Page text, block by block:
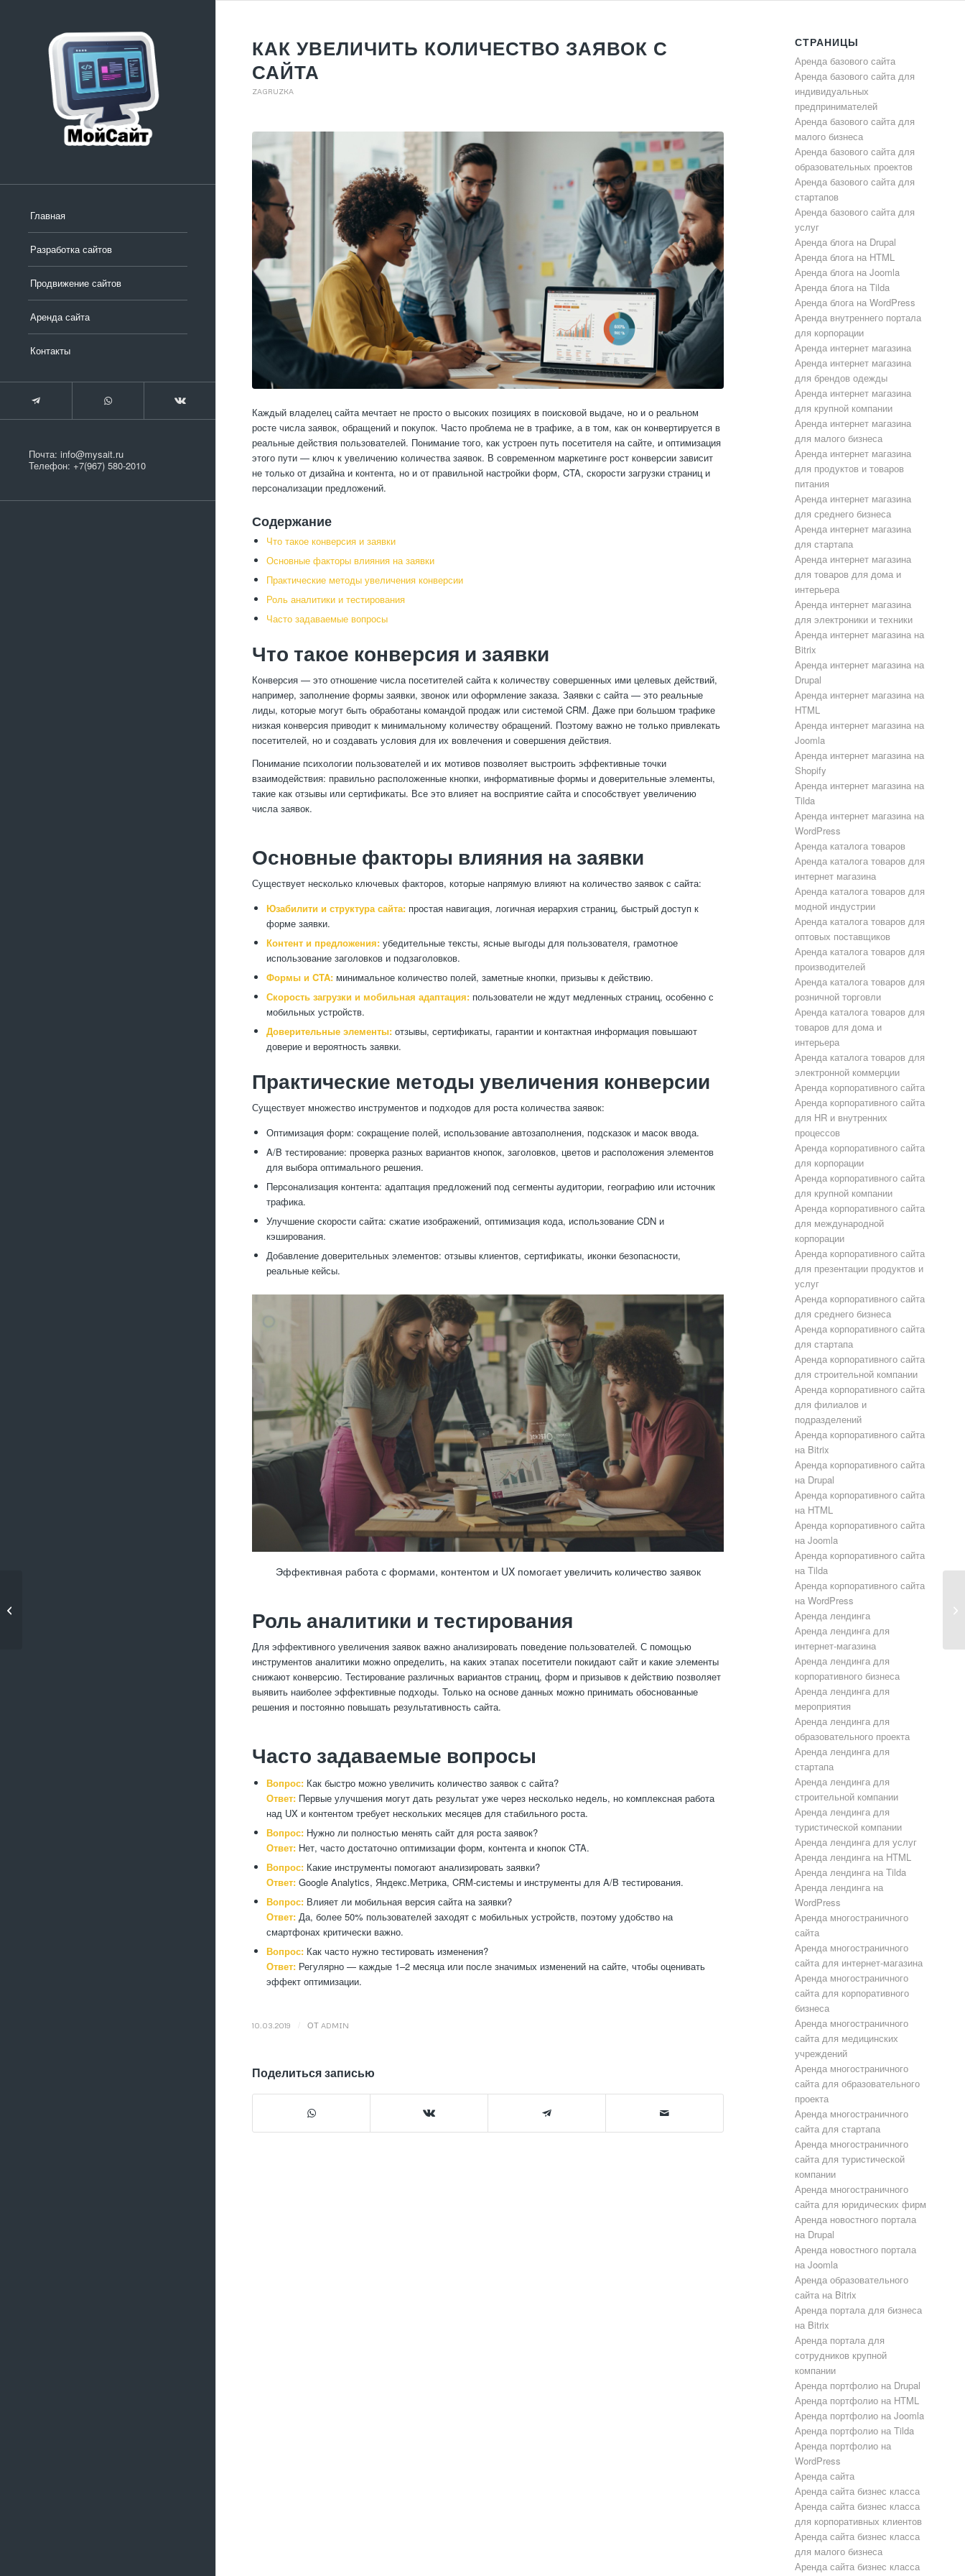
Главная
Разработка сайтов
Продвижение сайтов
Аренда сайта
Контакты
Почта: info@mysait.ru
Телефон: +7(967) 580-2010
КАК УВЕЛИЧИТЬ КОЛИЧЕСТВО ЗАЯВОК С
САЙТА
ZAGRUZKA
Каждый владелец сайта мечтает не просто о высоких позициях в поисковой выдаче, но и о реальном
росте числа заявок, обращений и покупок. Часто проблема не в трафике, а в том, как он конвертируется в
реальные действия пользователей. Понимание того, как устроен путь посетителя на сайте, и оптимизация
этого пути — ключ к увеличению количества заявок. В современном маркетинге рост конверсии зависит
не только от дизайна и контента, но и от правильной настройки форм, CTA, скорости загрузки страниц и
персонализации предложений.
Содержание
Что такое конверсия и заявки
Основные факторы влияния на заявки
Практические методы увеличения конверсии
Роль аналитики и тестирования
Часто задаваемые вопросы
Что такое конверсия и заявки
Конверсия — это отношение числа посетителей сайта к количеству совершенных ими целевых действий,
например, заполнение формы заявки, звонок или оформление заказа. Заявки с сайта — это реальные
лиды, которые могут быть обработаны командой продаж или системой CRM. Даже при большом трафике
низкая конверсия приводит к минимальному количеству обращений. Поэтому важно не только привлекать
посетителей, но и создавать условия для их вовлечения и совершения действия.
Понимание психологии пользователей и их мотивов позволяет выстроить эффективные точки
взаимодействия: правильно расположенные кнопки, информативные формы и доверительные элементы,
такие как отзывы или сертификаты. Все это влияет на восприятие сайта и способствует увеличению
числа заявок.
Основные факторы влияния на заявки
Существует несколько ключевых факторов, которые напрямую влияют на количество заявок с сайта:
Юзабилити и структура сайта: простая навигация, логичная иерархия страниц, быстрый доступ к
форме заявки.
Контент и предложения: убедительные тексты, ясные выгоды для пользователя, грамотное
использование заголовков и подзаголовков.
Формы и CTA: минимальное количество полей, заметные кнопки, призывы к действию.
Скорость загрузки и мобильная адаптация: пользователи не ждут медленных страниц, особенно с
мобильных устройств.
Доверительные элементы: отзывы, сертификаты, гарантии и контактная информация повышают
доверие и вероятность заявки.
Практические методы увеличения конверсии
Существует множество инструментов и подходов для роста количества заявок:
Оптимизация форм: сокращение полей, использование автозаполнения, подсказок и масок ввода.
A/B тестирование: проверка разных вариантов кнопок, заголовков, цветов и расположения элементов
для выбора оптимального решения.
Персонализация контента: адаптация предложений под сегменты аудитории, географию или источник
трафика.
Улучшение скорости сайта: сжатие изображений, оптимизация кода, использование CDN и
кэширования.
Добавление доверительных элементов: отзывы клиентов, сертификаты, иконки безопасности,
реальные кейсы.
Эффективная работа с формами, контентом и UX помогает увеличить количество заявок
Роль аналитики и тестирования
Для эффективного увеличения заявок важно анализировать поведение пользователей. С помощью
инструментов аналитики можно определить, на каких этапах посетители покидают сайт и какие элементы
снижают конверсию. Тестирование различных вариантов страниц, форм и призывов к действию позволяет
выявить наиболее эффективные подходы. Только на основе данных можно принимать обоснованные
решения и постоянно повышать результативность сайта.
Часто задаваемые вопросы
Вопрос: Как быстро можно увеличить количество заявок с сайта?
Ответ: Первые улучшения могут дать результат уже через несколько недель, но комплексная работа
над UX и контентом требует нескольких месяцев для стабильного роста.
Вопрос: Нужно ли полностью менять сайт для роста заявок?
Ответ: Нет, часто достаточно оптимизации форм, контента и кнопок CTA.
Вопрос: Какие инструменты помогают анализировать заявки?
Ответ: Google Analytics, Яндекс.Метрика, CRM-системы и инструменты для A/B тестирования.
Вопрос: Влияет ли мобильная версия сайта на заявки?
Ответ: Да, более 50% пользователей заходят с мобильных устройств, поэтому удобство на
смартфонах критически важно.
Вопрос: Как часто нужно тестировать изменения?
Ответ: Регулярно — каждые 1–2 месяца или после значимых изменений на сайте, чтобы оценивать
эффект оптимизации.
10.03.2019 ОТ ADMIN
Поделиться записью
СТРАНИЦЫ
Аренда базового сайта
Аренда базового сайта для
индивидуальных
предпринимателей
Аренда базового сайта для
малого бизнеса
Аренда базового сайта для
образовательных проектов
Аренда базового сайта для
стартапов
Аренда базового сайта для
услуг
Аренда блога на Drupal
Аренда блога на HTML
Аренда блога на Joomla
Аренда блога на Tilda
Аренда блога на WordPress
Аренда внутреннего портала
для корпорации
Аренда интернет магазина
Аренда интернет магазина
для брендов одежды
Аренда интернет магазина
для крупной компании
Аренда интернет магазина
для малого бизнеса
Аренда интернет магазина
для продуктов и товаров
питания
Аренда интернет магазина
для среднего бизнеса
Аренда интернет магазина
для стартапа
Аренда интернет магазина
для товаров для дома и
интерьера
Аренда интернет магазина
для электроники и техники
Аренда интернет магазина на
Bitrix
Аренда интернет магазина на
Drupal
Аренда интернет магазина на
HTML
Аренда интернет магазина на
Joomla
Аренда интернет магазина на
Shopify
Аренда интернет магазина на
Tilda
Аренда интернет магазина на
WordPress
Аренда каталога товаров
Аренда каталога товаров для
интернет магазина
Аренда каталога товаров для
модной индустрии
Аренда каталога товаров для
оптовых поставщиков
Аренда каталога товаров для
производителей
Аренда каталога товаров для
розничной торговли
Аренда каталога товаров для
товаров для дома и
интерьера
Аренда каталога товаров для
электронной коммерции
Аренда корпоративного сайта
Аренда корпоративного сайта
для HR и внутренних
процессов
Аренда корпоративного сайта
для корпорации
Аренда корпоративного сайта
для крупной компании
Аренда корпоративного сайта
для международной
корпорации
Аренда корпоративного сайта
для презентации продуктов и
услуг
Аренда корпоративного сайта
для среднего бизнеса
Аренда корпоративного сайта
для стартапа
Аренда корпоративного сайта
для строительной компании
Аренда корпоративного сайта
для филиалов и
подразделений
Аренда корпоративного сайта
на Bitrix
Аренда корпоративного сайта
на Drupal
Аренда корпоративного сайта
на HTML
Аренда корпоративного сайта
на Joomla
Аренда корпоративного сайта
на Tilda
Аренда корпоративного сайта
на WordPress
Аренда лендинга
Аренда лендинга для
интернет-магазина
Аренда лендинга для
корпоративного бизнеса
Аренда лендинга для
мероприятия
Аренда лендинга для
образовательного проекта
Аренда лендинга для
стартапа
Аренда лендинга для
строительной компании
Аренда лендинга для
туристической компании
Аренда лендинга для услуг
Аренда лендинга на HTML
Аренда лендинга на Tilda
Аренда лендинга на
WordPress
Аренда многостраничного
сайта
Аренда многостраничного
сайта для интернет-магазина
Аренда многостраничного
сайта для корпоративного
бизнеса
Аренда многостраничного
сайта для медицинских
учреждений
Аренда многостраничного
сайта для образовательного
проекта
Аренда многостраничного
сайта для стартапа
Аренда многостраничного
сайта для туристической
компании
Аренда многостраничного
сайта для юридических фирм
Аренда новостного портала
на Drupal
Аренда новостного портала
на Joomla
Аренда образовательного
сайта на Bitrix
Аренда портала для бизнеса
на Bitrix
Аренда портала для
сотрудников крупной
компании
Аренда портфолио на Drupal
Аренда портфолио на HTML
Аренда портфолио на Joomla
Аренда портфолио на Tilda
Аренда портфолио на
WordPress
Аренда сайта
Аренда сайта бизнес класса
Аренда сайта бизнес класса
для корпоративных клиентов
Аренда сайта бизнес класса
для малого бизнеса
Аренда сайта бизнес класса